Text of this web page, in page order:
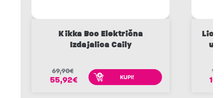
Kikka Boo Električna
Izdajalica Caily
69,90€
55,92€ KUPI!